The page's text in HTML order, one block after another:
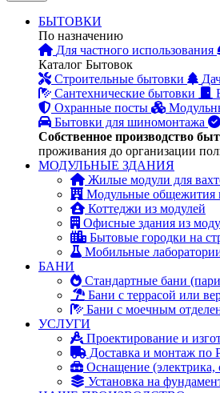
БЫТОВКИ
По назначению
Для частного использования
Каталог Бытовок
Строительные бытовки
Сантехнические бытовки
Охранные посты
Бытовки для шиномонтажа
Собственное производство
проживания до организации
МОДУЛЬНЫЕ ЗДАНИЯ
Жилые модули для
Модульные общежития
Коттеджи из модулей
Офисные здания из
Бытовые городки на
Мобильные
БАНИ
Стандартные бани
Бани с террасой или
Бани с моечным
УСЛУГИ
Проектирование и
Доставка и монтаж по
Оснащение (электрика,
Установка на